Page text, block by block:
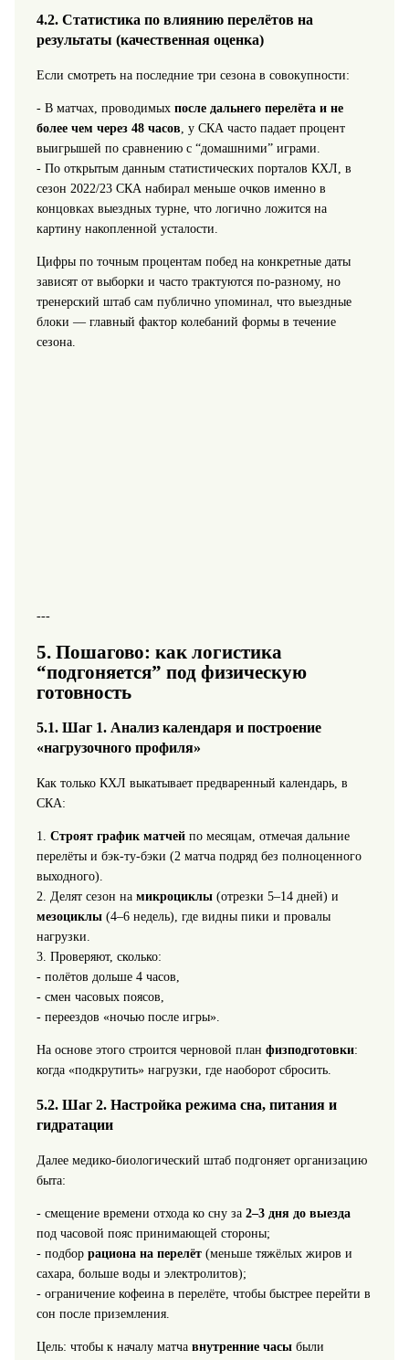
4.2. Статистика по влиянию перелётов на
результаты (качественная оценка)
Если смотреть на последние три сезона в совокупности:
- В матчах, проводимых после дальнего перелёта и не
более чем через 48 часов , у СКА часто падает процент
выигрышей по сравнению с “домашними” играми.
- По открытым данным статистических порталов КХЛ, в
сезон 2022/23 СКА набирал меньше очков именно в
концовках выездных турне, что логично ложится на
картину накопленной усталости.
Цифры по точным процентам побед на конкретные даты
зависят от выборки и часто трактуются по‑разному, но
тренерский штаб сам публично упоминал, что выездные
блоки — главный фактор колебаний формы в течение
сезона.
---
5. Пошагово: как логистика
“подгоняется” под физическую
готовность
5.1. Шаг 1. Анализ календаря и построение
«нагрузочного профиля»
Как только КХЛ выкатывает предваренный календарь, в
СКА:
1. Строят график матчейпо месяцам, отмечая дальние
перелёты и бэк‑ту‑бэки (2 матча подряд без полноценного
выходного).
2. Делят сезон на микроциклы(отрезки 5–14 дней) и
мезоциклы(4–6 недель), где видны пики и провалы
нагрузки.
3. Проверяют, сколько:
- полётов дольше 4 часов,
- смен часовых поясов,
- переездов «ночью после игры».
На основе этого строится черновой план физподготовки:
когда «подкрутить» нагрузки, где наоборот сбросить.
5.2. Шаг 2. Настройка режима сна, питания и
гидратации
Далее медико‑биологический штаб подгоняет организацию
быта:
- смещение времени отхода ко сну за 2–3 дня до выезда
под часовой пояс принимающей стороны;
- подбор рациона на перелёт(меньше тяжёлых жиров и
сахара, больше воды и электролитов);
- ограничение кофеина в перелёте, чтобы быстрее перейти в
сон после приземления.
Цель: чтобы к началу матча внутренние часыбыли